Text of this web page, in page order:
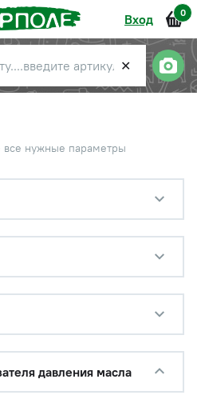
Вход 0
✕
нужные параметры
давления масла